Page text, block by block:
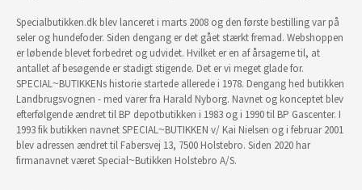
Specialbutikken.dk blev lanceret i marts 2008 og den første bestilling var på
seler og hundefoder. Siden dengang er det gået stærkt fremad. Webshoppen
er løbende blevet forbedret og udvidet. Hvilket er en af årsagerne til, at
antallet af besøgende er stadigt stigende. Det er vi meget glade for.
SPECIAL~BUTIKKENs historie startede allerede i 1978. Dengang hed butikken
Landbrugsvognen - med varer fra Harald Nyborg. Navnet og konceptet blev
efterfølgende ændret til BP depotbutikken i 1983 og i 1990 til BP Gascenter. I
1993 fik butikken navnet SPECIAL~BUTIKKEN v/ Kai Nielsen og i februar 2001
blev adressen ændret til Fabersvej 13, 7500 Holstebro. Siden 2020 har
firmanavnet været Special~Butikken Holstebro A/S.